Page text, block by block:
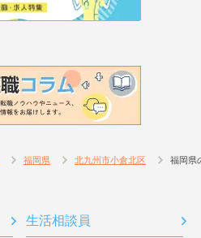
福岡県 北九州市小倉北区 福岡県
生活相談員